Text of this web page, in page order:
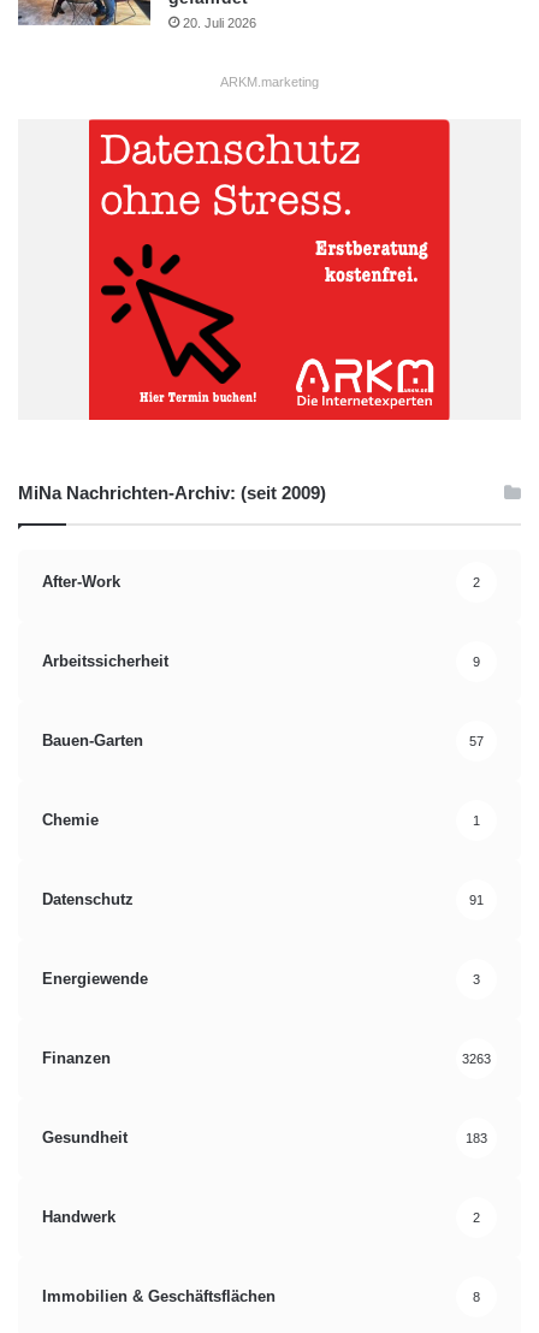
20. Juli 2026
ARKM.marketing
MiNa Nachrichten-Archiv: (seit 2009)
After-Work 2
Arbeitssicherheit 9
Bauen-Garten 57
Chemie 1
Datenschutz 91
Energiewende 3
Finanzen 3263
Gesundheit 183
Handwerk 2
Immobilien & Geschäftsflächen 8